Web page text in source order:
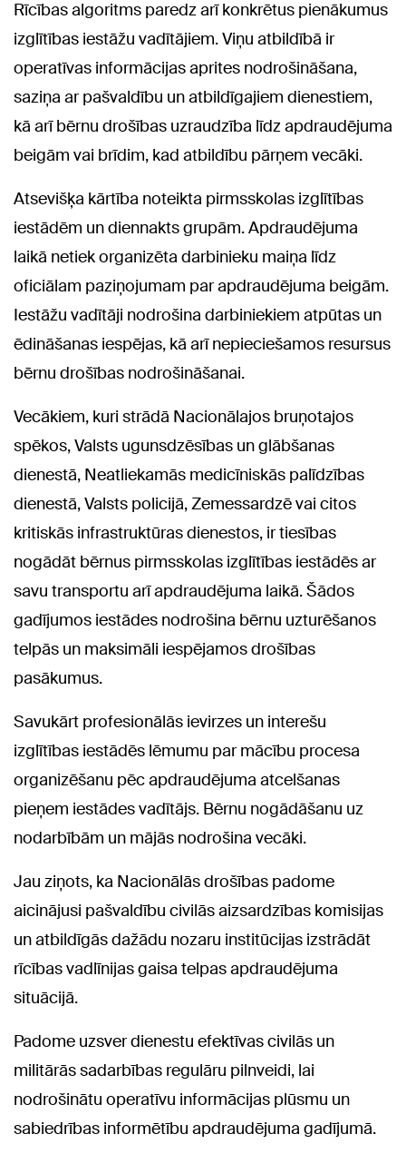
Rīcības algoritms paredz arī konkrētus pienākumus
izglītības iestāžu vadītājiem. Viņu atbildībā ir
operatīvas informācijas aprites nodrošināšana,
saziņa ar pašvaldību un atbildīgajiem dienestiem,
kā arī bērnu drošības uzraudzība līdz apdraudējuma
beigām vai brīdim, kad atbildību pārņem vecāki.
Atsevišķa kārtība noteikta pirmsskolas izglītības
iestādēm un diennakts grupām. Apdraudējuma
laikā netiek organizēta darbinieku maiņa līdz
oficiālam paziņojumam par apdraudējuma beigām.
Iestāžu vadītāji nodrošina darbiniekiem atpūtas un
ēdināšanas iespējas, kā arī nepieciešamos resursus
bērnu drošības nodrošināšanai.
Vecākiem, kuri strādā Nacionālajos bruņotajos
spēkos, Valsts ugunsdzēsības un glābšanas
dienestā, Neatliekamās medicīniskās palīdzības
dienestā, Valsts policijā, Zemessardzē vai citos
kritiskās infrastruktūras dienestos, ir tiesības
nogādāt bērnus pirmsskolas izglītības iestādēs ar
savu transportu arī apdraudējuma laikā. Šādos
gadījumos iestādes nodrošina bērnu uzturēšanos
telpās un maksimāli iespējamos drošības
pasākumus.
Savukārt profesionālās ievirzes un interešu
izglītības iestādēs lēmumu par mācību procesa
organizēšanu pēc apdraudējuma atcelšanas
pieņem iestādes vadītājs. Bērnu nogādāšanu uz
nodarbībām un mājās nodrošina vecāki.
Jau ziņots, ka Nacionālās drošības padome
aicinājusi pašvaldību civilās aizsardzības komisijas
un atbildīgās dažādu nozaru institūcijas izstrādāt
rīcības vadlīnijas gaisa telpas apdraudējuma
situācijā.
Padome uzsver dienestu efektīvas civilās un
militārās sadarbības regulāru pilnveidi, lai
nodrošinātu operatīvu informācijas plūsmu un
sabiedrības informētību apdraudējuma gadījumā.